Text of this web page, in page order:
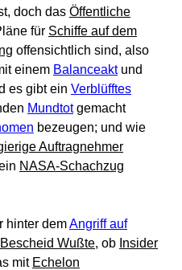
doch das Öffentliche
für Schiffe auf dem
offensichtlich sind, also
einem Balanceaktund
es gibt ein Verblüfftes
Mundtotgemacht
bezeugen; und wie
Auftragnehmer
NASA-Schachzug
hinter demAngriff auf
Wußte, ob Insider
mit Echelon